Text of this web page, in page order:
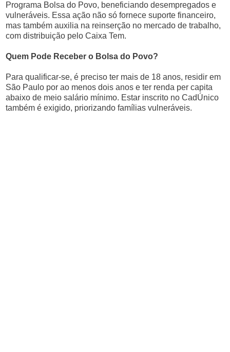
Programa Bolsa do Povo, beneficiando desempregados e
vulneráveis. Essa ação não só fornece suporte financeiro,
mas também auxilia na reinserção no mercado de trabalho,
com distribuição pelo Caixa Tem.
Quem Pode Receber o Bolsa do Povo?
Para qualificar-se, é preciso ter mais de 18 anos, residir em
São Paulo por ao menos dois anos e ter renda per capita
abaixo de meio salário mínimo. Estar inscrito no CadÚnico
também é exigido, priorizando famílias vulneráveis.